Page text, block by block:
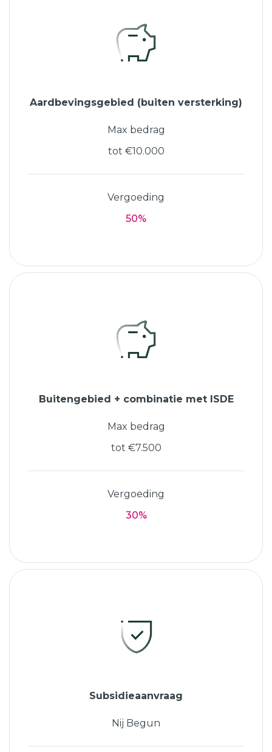
Aardbevingsgebied (buiten versterking)
Max bedrag
tot €10.000
Vergoeding
50%
Buitengebied + combinatie met ISDE
Max bedrag
tot €7.500
Vergoeding
30%
Subsidieaanvraag
Nij Begun